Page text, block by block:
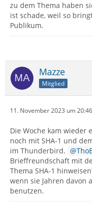
zu dem Thema haben
ist schade, weil so
Publikum.
Mazze
Mitglied
11. November 2023 um 20:46
Die Woche kam wieder
noch mit SHA-1 und
im Thunderbird.
Brieffreundschaft mit
Thema SHA-1
wenn sie Jahren davon
benutzen.